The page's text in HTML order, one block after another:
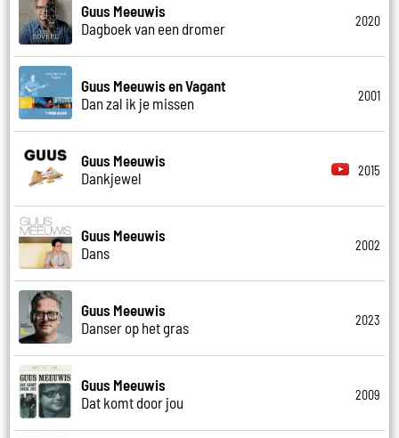
Guus Meeuwis
Dagboek van een dromer
2020
Guus Meeuwis en Vagant
Dan zal ik je missen
2001
Guus Meeuwis
Dankjewel
2015
Guus Meeuwis
Dans
2002
Guus Meeuwis
Danser op het gras
2023
Guus Meeuwis
Dat komt door jou
2009